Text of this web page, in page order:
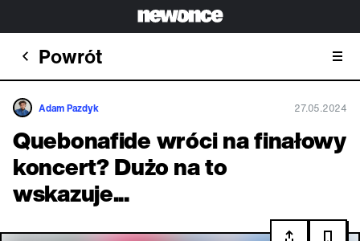
Powrót
Adam Pazdyk 27.05.2024
Quebonafide wróci na finałowy
koncert? Dużo na to
wskazuje...